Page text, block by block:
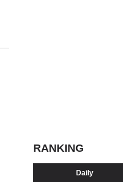
RANKING
Daily